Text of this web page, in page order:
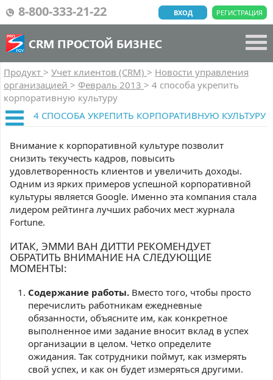
8-800-333-21-22 РЕГИСТРАЦИЯ
ВХОД
CRM ПРОСТОЙ БИЗНЕС
Продукт > Учет клиентов (CRM) > Новости управления
организацией > Февраль 2013 > 4 способа укрепить
корпоративную культуру
4 СПОСОБА УКРЕПИТЬ КОРПОРАТИВНУЮ КУЛЬТУРУ
Внимание к корпоративной культуре позволит
снизить текучесть кадров, повысить
удовлетворенность клиентов и увеличить доходы.
Одним из ярких примеров успешной корпоративной
культуры является Google. Именно эта компания стала
лидером рейтинга лучших рабочих мест журнала
Fortune.
ИТАК, ЭММИ ВАН ДИТТИ РЕКОМЕНДУЕТ
ОБРАТИТЬ ВНИМАНИЕ НА СЛЕДУЮЩИЕ
МОМЕНТЫ:
Содержание работы. Вместо того, чтобы просто
перечислить работникам ежедневные
обязанности, объясните им, как конкретное
выполненное ими задание вносит вклад в успех
организации в целом. Четко определите
ожидания. Так сотрудники поймут, как измерять
свой успех, и как он будет измеряться другими.